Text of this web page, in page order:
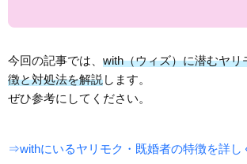
今回の記事では、 with（ウィズ）に潜むヤリ
徴と対処法を解説します。
ぜひ参考にしてください。
⇒withにいるヤリモク・既婚者の特徴を詳し